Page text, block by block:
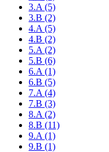
3.A (5)
3.B (2)
4.A (5)
4.B (2)
5.A (2)
5.B (6)
6.A (1)
6.B (5)
7.A (4)
7.B (3)
8.A (2)
8.B (11)
9.A (1)
9.B (1)